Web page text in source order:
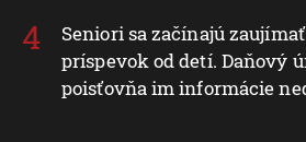
Seniori sa začínajú
príspevok od detí. Daňový
poisťovňa im informácie